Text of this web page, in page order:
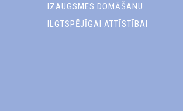
IZAUGSMES DOMĀŠANU
ILGTSPĒJĪGAI ATTĪSTĪBAI